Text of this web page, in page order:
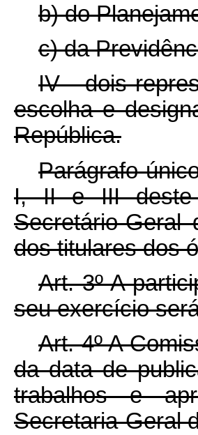
b) do
c) da
IV - dois
escolha e
República.
Parágrafo
I, II e III deste
Secretário-Geral
dos titulares dos
Art. 3º A
seu exercício
Art. 4º A
da data de
trabalhos e
Secretaria-Geral